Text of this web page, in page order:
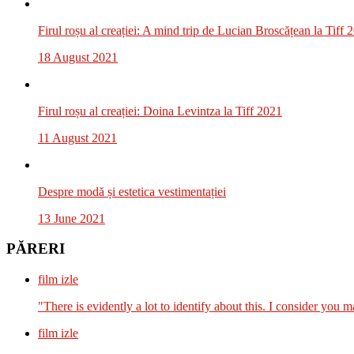
Firul roșu al creației: A mind trip de Lucian Broscățean la Tiff
18 August 2021
Firul roșu al creației: Doina Levintza la Tiff 2021
11 August 2021
Despre modă și estetica vestimentației
13 June 2021
PĂRERI
film izle
"There is evidently a lot to identify about this. I consider you
film izle